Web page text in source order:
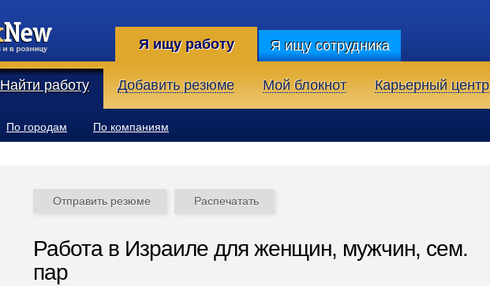
Я ищу работу Я ищу сотрудника
Найти работу Добавить резюме Мой блокнот Карьерный центр
По городам По компаниям
Отправить резюме Распечатать
Работа в Израиле для женщин, мужчин, сем.
пар